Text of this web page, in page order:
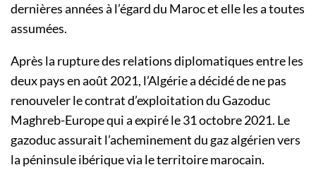
dernières années à l’égard du Maroc et elle les a toutes
assumées.
Après la rupture des relations diplomatiques entre les
deux pays en août 2021, l’Algérie a décidé de ne pas
renouveler le contrat d’exploitation du Gazoduc
Maghreb-Europe qui a expiré le 31 octobre 2021. Le
gazoduc assurait l’acheminement du gaz algérien vers
la péninsule ibérique via le territoire marocain.